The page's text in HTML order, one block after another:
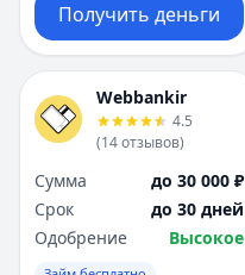
Получить деньги
Webbankir
4.5
(14отзывов)
Сумма
до 30 000 ₽
Срок
до 30 дней
Одобрение
Высокое